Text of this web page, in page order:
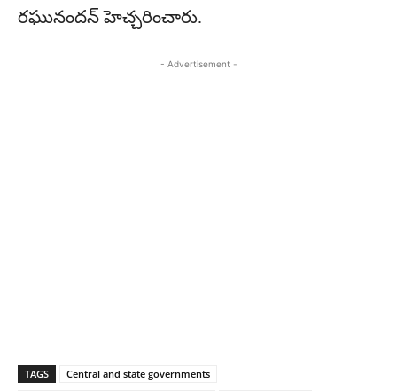
రఘునందన్ హెచ్చరించారు.
- Advertisement -
TAGS
Central and state governments